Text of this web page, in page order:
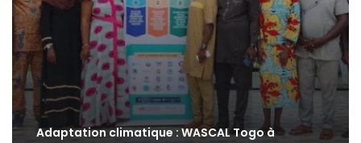
Adaptation climatique : WASCAL Togo à